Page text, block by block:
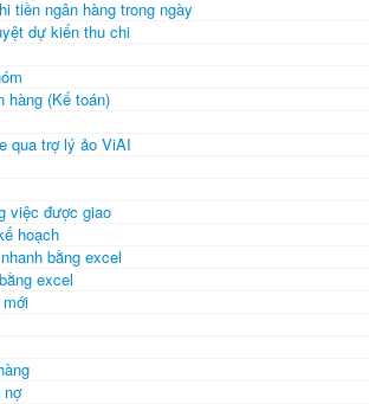
tiền ngân hàng trong ngày
dự kiến thu chi
hàng (Kế toán)
qua trợ lý ảo ViAI
việc được giao
hoạch
bằng excel
excel
nợ